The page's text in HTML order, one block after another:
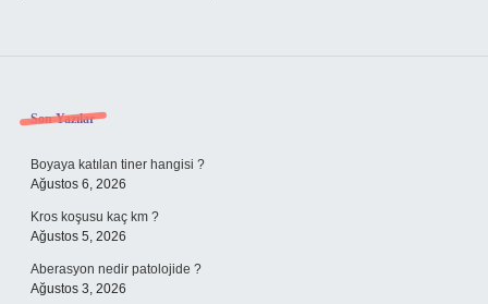
Sidebar
Son Yazılar
Boyaya katılan tiner hangisi ?
Ağustos 6, 2026
Kros koşusu kaç km ?
Ağustos 5, 2026
Aberasyon nedir patolojide ?
Ağustos 3, 2026